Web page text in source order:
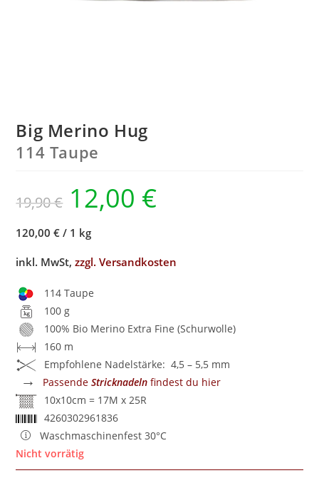
Big Merino Hug
114 Taupe
19,90€ 12,00 €
120,00 € / 1 kg
inkl. MwSt,zzgl. Versandkosten
114 Taupe
100 g
100% Bio Merino Extra Fine (Schurwolle)
160 m
Empfohlene Nadelstärke: 4,5 – 5,5 mm
→ PassendeStricknadeln findest du hier
10x10cm = 17M x 25R
4260302961836
Waschmaschinenfest 30°C
Nicht vorrätig